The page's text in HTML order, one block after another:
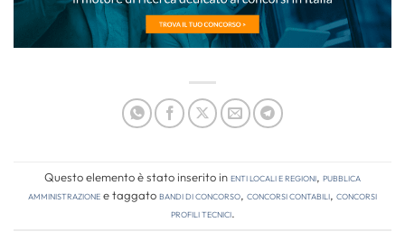
Questo elemento è stato inserito inEnti locali e regioni, Pubblica
amministrazionee taggatobandi di concorso, concorsi contabili, concorsi
profili tecnici.